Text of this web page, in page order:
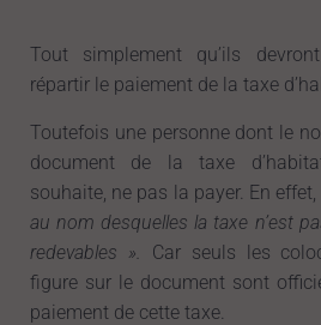
Tout simplement qu’ils
répartir le paiement de la taxe
Toutefois une personne dont le
document de la taxe
souhaite, ne pas la payer. En effet,
au nom desquelles la taxe n’est
redevables ». Car seuls les
figure sur le document sont
paiement de cette taxe.